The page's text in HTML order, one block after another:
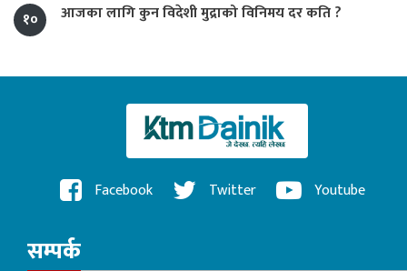
१० आजका लागि कुन विदेशी मुद्राको विनिमय दर कति ?
Facebook Twitter Youtube
सम्पर्क